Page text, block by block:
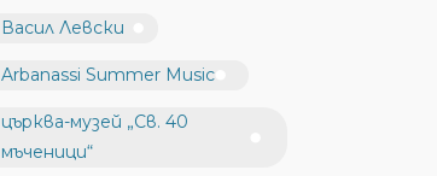
Васил Левски
Arbanassi Summer Music
църква-музей „Св. 40
мъченици“